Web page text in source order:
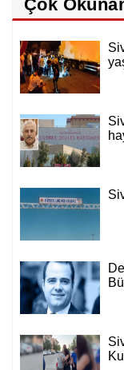
Çok